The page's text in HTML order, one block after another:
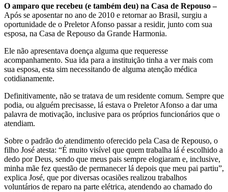
O amparo que recebeu (e também deu) na Casa de Repouso –
Após se aposentar no ano de 2010 e retornar ao Brasil, surgiu a
oportunidade de o Preletor Afonso passar a residir, junto com sua
esposa, na Casa de Repouso da Grande Harmonia.
Ele não apresentava doença alguma que requeresse
acompanhamento. Sua ida para a instituição tinha a ver mais com
sua esposa, esta sim necessitando de alguma atenção médica
cotidianamente.
Definitivamente, não se tratava de um residente comum. Sempre que
podia, ou alguém precisasse, lá estava o Preletor Afonso a dar uma
palavra de motivação, inclusive para os próprios funcionários que o
atendiam.
Sobre o padrão do atendimento oferecido pela Casa de Repouso, o
filho José atesta: “É muito visível que quem trabalha lá é escolhido a
dedo por Deus, sendo que meus pais sempre elogiaram e, inclusive,
minha mãe fez questão de permanecer lá depois que meu pai partiu”,
explica José, que por diversas ocasiões realizou trabalhos
voluntários de reparo na parte elétrica, atendendo ao chamado do